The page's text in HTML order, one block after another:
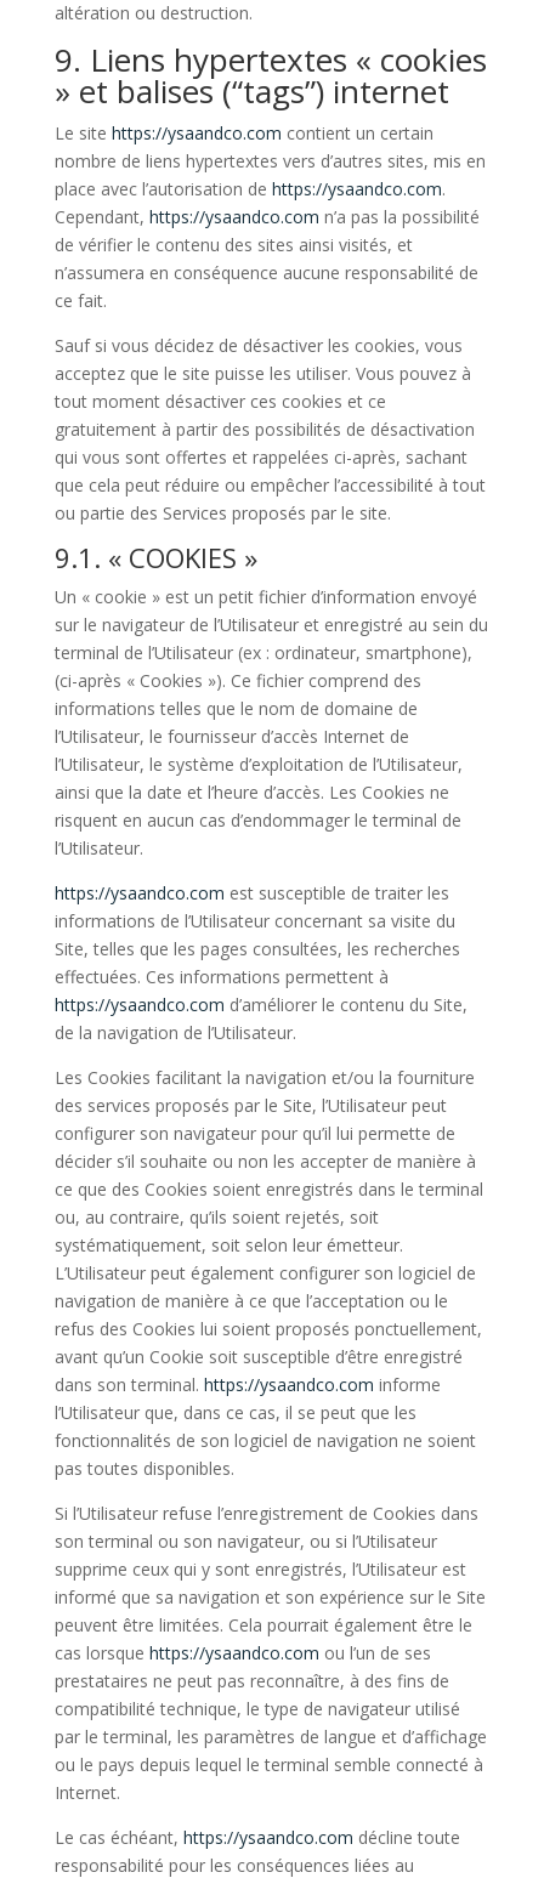
altération ou destruction.
9. Liens hypertextes « cookies
» et balises (“tags”) internet
Le site https://ysaandco.com contient un certain
nombre de liens hypertextes vers d’autres sites, mis en
place avec l’autorisation de https://ysaandco.com.
Cependant, https://ysaandco.com n’a pas la possibilité
de vérifier le contenu des sites ainsi visités, et
n’assumera en conséquence aucune responsabilité de
ce fait.
Sauf si vous décidez de désactiver les cookies, vous
acceptez que le site puisse les utiliser. Vous pouvez à
tout moment désactiver ces cookies et ce
gratuitement à partir des possibilités de désactivation
qui vous sont offertes et rappelées ci-après, sachant
que cela peut réduire ou empêcher l’accessibilité à tout
ou partie des Services proposés par le site.
9.1. « COOKIES »
Un « cookie » est un petit fichier d’information envoyé
sur le navigateur de l’Utilisateur et enregistré au sein du
terminal de l’Utilisateur (ex : ordinateur, smartphone),
(ci-après « Cookies »). Ce fichier comprend des
informations telles que le nom de domaine de
l’Utilisateur, le fournisseur d’accès Internet de
l’Utilisateur, le système d’exploitation de l’Utilisateur,
ainsi que la date et l’heure d’accès. Les Cookies ne
risquent en aucun cas d’endommager le terminal de
l’Utilisateur.
https://ysaandco.com est susceptible de traiter les
informations de l’Utilisateur concernant sa visite du
Site, telles que les pages consultées, les recherches
effectuées. Ces informations permettent à
https://ysaandco.com d’améliorer le contenu du Site,
de la navigation de l’Utilisateur.
Les Cookies facilitant la navigation et/ou la fourniture
des services proposés par le Site, l’Utilisateur peut
configurer son navigateur pour qu’il lui permette de
décider s’il souhaite ou non les accepter de manière à
ce que des Cookies soient enregistrés dans le terminal
ou, au contraire, qu’ils soient rejetés, soit
systématiquement, soit selon leur émetteur.
L’Utilisateur peut également configurer son logiciel de
navigation de manière à ce que l’acceptation ou le
refus des Cookies lui soient proposés ponctuellement,
avant qu’un Cookie soit susceptible d’être enregistré
dans son terminal. https://ysaandco.com informe
l’Utilisateur que, dans ce cas, il se peut que les
fonctionnalités de son logiciel de navigation ne soient
pas toutes disponibles.
Si l’Utilisateur refuse l’enregistrement de Cookies dans
son terminal ou son navigateur, ou si l’Utilisateur
supprime ceux qui y sont enregistrés, l’Utilisateur est
informé que sa navigation et son expérience sur le Site
peuvent être limitées. Cela pourrait également être le
cas lorsque https://ysaandco.com ou l’un de ses
prestataires ne peut pas reconnaître, à des fins de
compatibilité technique, le type de navigateur utilisé
par le terminal, les paramètres de langue et d’affichage
ou le pays depuis lequel le terminal semble connecté à
Internet.
Le cas échéant, https://ysaandco.com décline toute
responsabilité pour les conséquences liées au